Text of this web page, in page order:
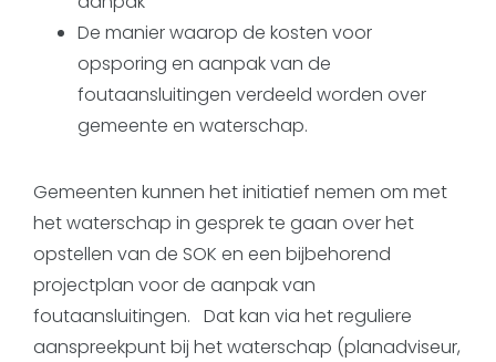
De manier waarop de kosten voor
opsporing en aanpak van de
foutaansluitingen verdeeld worden over
gemeente en waterschap.
Gemeenten kunnen het initiatief nemen om met
het waterschap in gesprek te gaan over het
opstellen van de SOK en een bijbehorend
projectplan voor de aanpak van
foutaansluitingen. Dat kan via het reguliere
aanspreekpunt bij het waterschap (planadviseur,